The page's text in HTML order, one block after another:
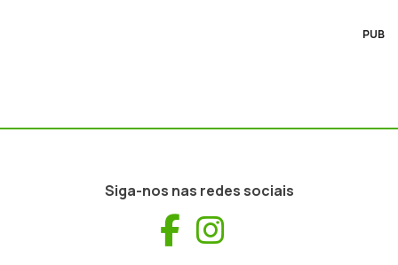
PUB
Siga-nos nas redes sociais
Facebook